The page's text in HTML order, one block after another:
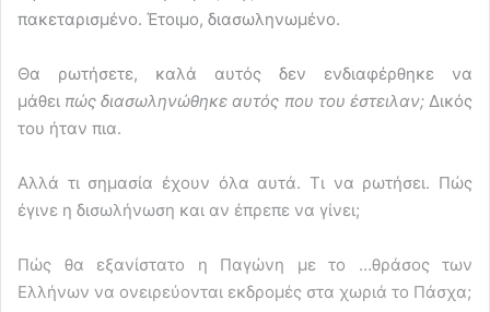
πακεταρισμένο. Έτοιμο, διασωληνωμένο.
Θα ρωτήσετε, καλά αυτός δεν ενδιαφέρθηκε να
μάθει πώς διασωληνώθηκε αυτός που του έστειλαν;Δικός
του ήταν πια.
Αλλά τι σημασία έχουν όλα αυτά. Τι να ρωτήσει. Πώς
έγινε η δισωλήνωση και αν έπρεπε να γίνει;
Πώς θα εξανίστατο η Παγώνη με το …θράσος των
Ελλήνων να ονειρεύονται εκδρομές στα χωριά το Πάσχα;